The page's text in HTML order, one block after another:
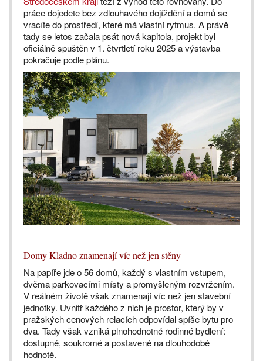
práce dojedete bez zdlouhavého dojíždění a domů se
vracíte do prostředí, které má vlastní rytmus. A právě
tady se letos začala psát nová kapitola, projekt byl
oficiálně spuštěn v 1. čtvrtletí roku 2025 a výstavba
pokračuje podle plánu.
Domy Kladno znamenají víc než jen stěny
Na papíře jde o 56 domů, každý s vlastním vstupem,
dvěma parkovacími místy a promyšleným rozvržením.
V reálném životě však znamenají víc než jen stavební
jednotky. Uvnitř každého z nich je prostor, který by v
pražských cenových relacích odpovídal spíše bytu pro
dva. Tady však vzniká plnohodnotné rodinné bydlení:
dostupné, soukromé a postavené na dlouhodobé
hodnotě.